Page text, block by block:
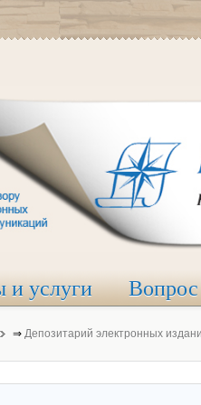
и услуги Вопрос
⇒ Депозитарий электронных